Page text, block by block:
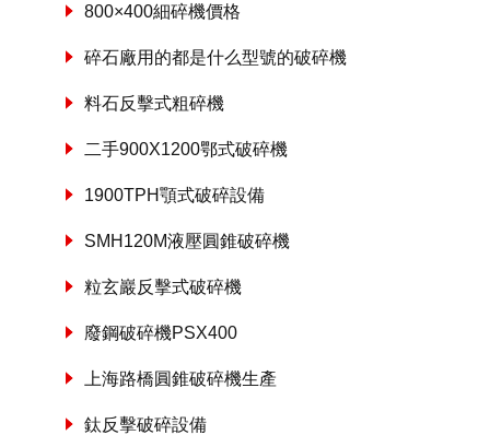
800×400細碎機價格
碎石廠用的都是什么型號的破碎機
料石反擊式粗碎機
二手900X1200鄂式破碎機
1900TPH顎式破碎設備
SMH120M液壓圓錐破碎機
粒玄巖反擊式破碎機
廢鋼破碎機PSX400
上海路橋圓錐破碎機生產
鈦反擊破碎設備